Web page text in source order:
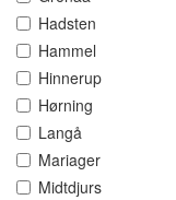
Hadsten
Hammel
Hinnerup
Hørning
Langå
Mariager
Midtdjurs